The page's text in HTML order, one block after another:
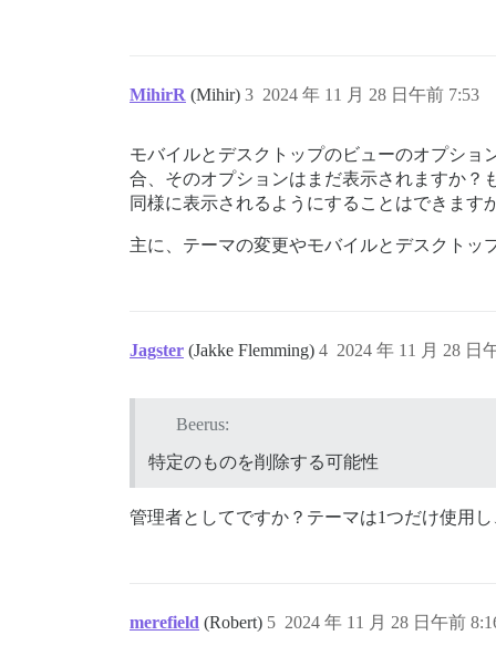
MihirR (Mihir) 2024 年 11 月 28 日午前 7:53
3
モバイルとデスクトップのビューのオプシ
合、そのオプションはまだ表示されますか？
同様に表示されるようにすることはできます
主に、テーマの変更やモバイルとデスクト
Jagster (Jakke Flemming) 2024 年 11 月 28 日
4
Beerus:
特定のものを削除する可能性
管理者としてですか？テーマは1つだけ使用
merefield (Robert) 2024 年 11 月 28 日午前
5